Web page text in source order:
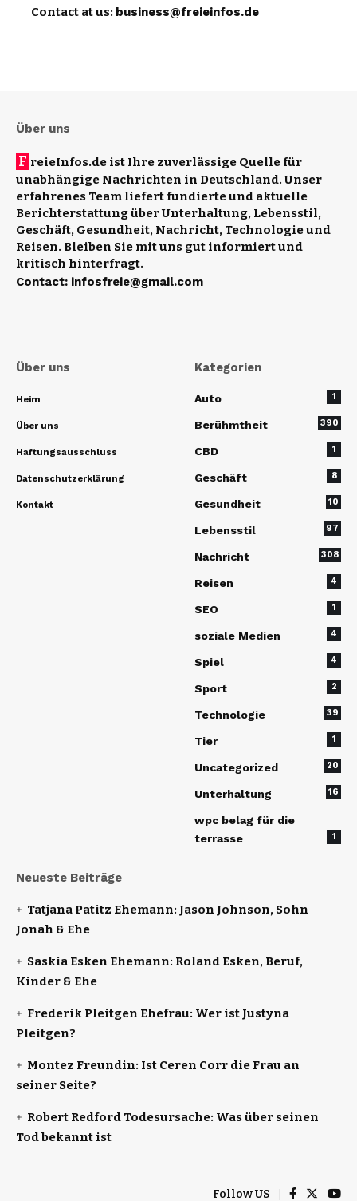
Contact at us: business@freieinfos.de
Über uns
F reieInfos.de ist Ihre zuverlässige Quelle für
unabhängige Nachrichten in Deutschland. Unser
erfahrenes Team liefert fundierte und aktuelle
Berichterstattung über Unterhaltung, Lebensstil,
Geschäft, Gesundheit, Nachricht, Technologie und
Reisen. Bleiben Sie mit uns gut informiert und
kritisch hinterfragt.
Contact: infosfreie@gmail.com
Über uns
Heim
Über uns
Haftungsausschluss
Datenschutzerklärung
Kontakt
Kategorien
Auto 1
Berühmtheit 390
CBD 1
Geschäft 8
Gesundheit 10
Lebensstil 97
Nachricht 308
Reisen 4
SEO 1
soziale Medien 4
Spiel 4
Sport 2
Technologie 39
Tier 1
Uncategorized 20
Unterhaltung 16
wpc belag für die
terrasse
1
Neueste Beiträge
Tatjana Patitz Ehemann: Jason Johnson, Sohn
Jonah & Ehe
Saskia Esken Ehemann: Roland Esken, Beruf,
Kinder & Ehe
Frederik Pleitgen Ehefrau: Wer ist Justyna
Pleitgen?
Montez Freundin: Ist Ceren Corr die Frau an
seiner Seite?
Robert Redford Todesursache: Was über seinen
Tod bekannt ist
Follow US